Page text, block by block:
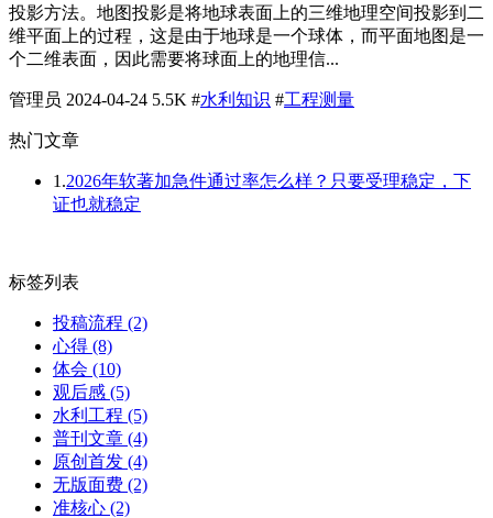
投影方法。地图投影是将地球表面上的三维地理空间投影到二
维平面上的过程，这是由于地球是一个球体，而平面地图是一
个二维表面，因此需要将球面上的地理信...
管理员 2024-04-24 5.5K #水利知识 #工程测量
热门文章
1.2026年软著加急件通过率怎么样？只要受理稳定，下
证也就稳定
标签列表
投稿流程 (2)
心得 (8)
体会 (10)
观后感 (5)
水利工程 (5)
普刊文章 (4)
原创首发 (4)
无版面费 (2)
准核心 (2)